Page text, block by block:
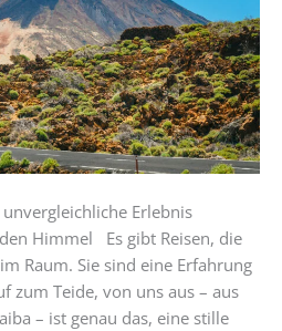
Erlebnis
Himmel Es gibt Reisen, die
Raum. Sie sind eine Erfahrung
zum Teide, von uns aus – aus
– ist genau das, eine stille